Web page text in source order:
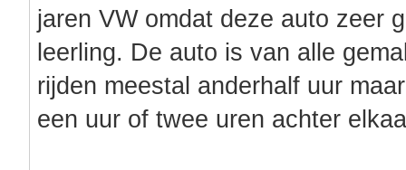
jaren VW omdat deze auto zeer
leerling. De auto is van alle
rijden meestal anderhalf uur
een uur of twee uren achter